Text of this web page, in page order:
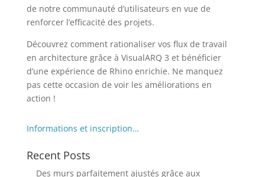
de notre communauté d’utilisateurs en vue de
renforcer l’efficacité des projets.
Découvrez comment rationaliser vos flux de travail
en architecture grâce à VisualARQ 3 et bénéficier
d’une expérience de Rhino enrichie. Ne manquez
pas cette occasion de voir les améliorations en
action !
Informations et inscription…
Recent Posts
Des murs parfaitement ajustés grâce aux